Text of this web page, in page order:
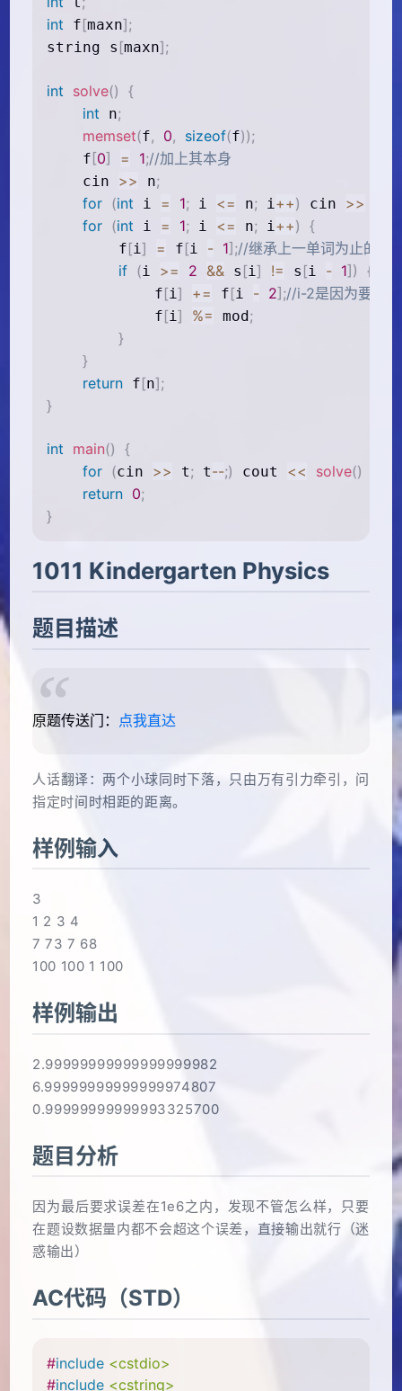
int f[maxn];
string s [maxn];
int solve()
{
int n;
memset(f, 0, sizeof(f));
    f
[0] = 1;//加上其本身
    cin
>> n;
for (int i = 1; i <= n; i++) cin >>
for (int i = 1; i <= n; i++) {
        f
[i] = f[i - 1] ;//继承上一单词为止的相
if (i >= 2 && s [i] != s [i - 1] ) {
            f
[i] += f[i - 2] ;//i-2是因为要加
            f
[i] %= mod;
}
}
return f[n];
}
int main()
{
for (cin >> t; t--;) cout << solve()
return 0;
}
1011 Kindergarten Physics
题目描述
原题传送门： 点我直达
人话翻译：两个小球同时下落，只由万有引力牵引，问
指定时间时相距的距离。
样例输入
3
1 2 3 4
7 73 7 68
100 100 1 100
样例输出
2.99999999999999999982
6.99999999999999974807
0.99999999999993325700
题目分析
因为最后要求误差在1e6之内，发现不管怎么样，只要
在题设数据量内都不会超这个误差，直接输出就行（迷
惑输出）
AC代码（STD）
#include <cstdio>
#include <cstring>